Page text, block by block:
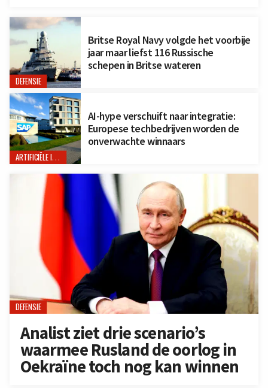
DEFENSIE
Britse Royal Navy volgde het voorbije
jaar maar liefst 116 Russische
schepen in Britse wateren
ARTIFICIËLE INTELLIGENTIE
AI-hype verschuift naar integratie:
Europese techbedrijven worden de
onverwachte winnaars
DEFENSIE
Analist ziet drie scenario’s
waarmee Rusland de oorlog in
Oekraïne toch nog kan winnen